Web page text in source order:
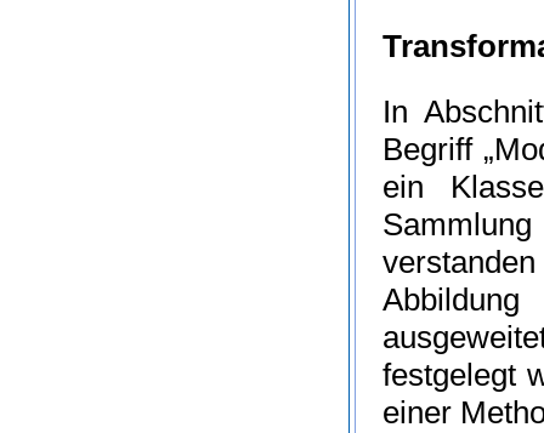
In
Begriff
ein
festgelegt
einer